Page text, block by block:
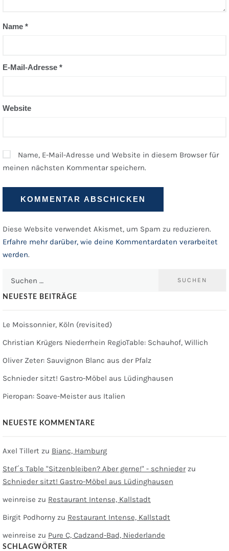
Name *
E-Mail-Adresse *
Website
Name, E-Mail-Adresse und Website in diesem Browser für
meinen nächsten Kommentar speichern.
Diese Website verwendet Akismet, um Spam zu reduzieren.
Erfahre mehr darüber, wie deine Kommentardaten verarbeitet
werden.
NEUESTE BEITRÄGE
Le Moissonnier, Köln (revisited)
Christian Krügers Niederrhein RegioTable: Schauhof, Willich
Oliver Zeter: Sauvignon Blanc aus der Pfalz
Schnieder sitzt! Gastro-Möbel aus Lüdinghausen
Pieropan: Soave-Meister aus Italien
NEUESTE KOMMENTARE
Axel Tillert zu Bianc, Hamburg
Stef´s Table "Sitzenbleiben? Aber gerne!" - schniederzu
Schnieder sitzt! Gastro-Möbel aus Lüdinghausen
weinreise zu Restaurant Intense, Kallstadt
Birgit Podhorny zu Restaurant Intense, Kallstadt
weinreise zu Pure C, Cadzand-Bad, Niederlande
SCHLAGWÖRTER